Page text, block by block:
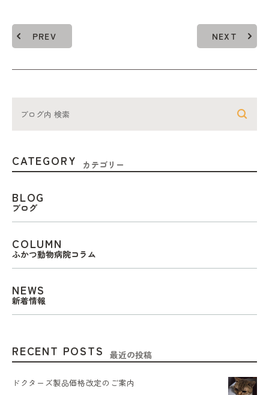
PREV NEXT
CATEGORY カテゴリー
BLOG
ブログ
COLUMN
ふかつ動物病院コラム
NEWS
新着情報
RECENT POSTS 最近の投稿
ドクターズ製品価格改定のご案内